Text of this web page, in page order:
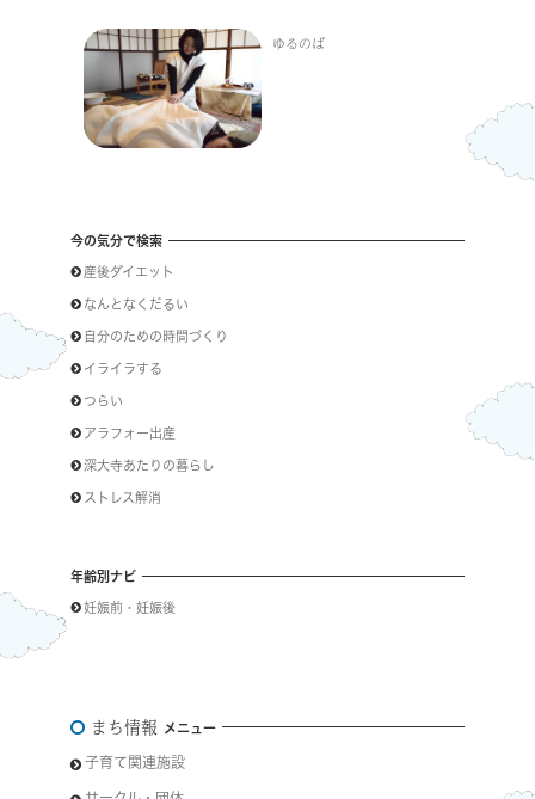
ゆるのば
今の気分で検索
産後ダイエット
なんとなくだるい
自分のための時間づくり
イライラする
つらい
アラフォー出産
深大寺あたりの暮らし
ストレス解消
年齢別ナビ
妊娠前・妊娠後
まち情報 メニュー
子育て関連施設